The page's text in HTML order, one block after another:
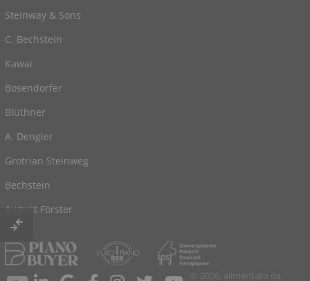
Steinway & Sons
C. Bechstein
Kawai
Bosendorfer
Blüthner
A. Dengler
Grotrian Steinweg
Bechstein
August Förster
© 2026, alimentato da